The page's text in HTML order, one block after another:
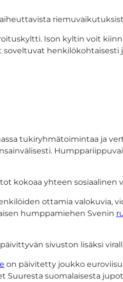
Ison kyltin voit
henkilökohtaisesti
tukiryhmätoimintaa ja
kokoaa yhteen sosiaalinen
ottamia valokuvia,
humppamiehen Svenin
sivuston lisäksi
on päivitetty joukko
Suuresta suomalaisesta